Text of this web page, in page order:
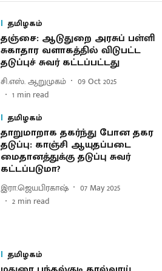
தமிழகம்
தஞ்சை: ஆடுதுறை அரசுப் பள்ளி
சுகாதார வளாகத்தில் விடுபட்ட
தடுப்புச் சுவர் கட்டப்பட்டது
சி.எஸ். ஆறுமுகம்
09 Oct 2025
1 min read
தமிழகம்
தாறுமாறாக தகர்ந்து போன தகர
தடுப்பு: காஞ்சி ஆயுதப்படை
மைதானத்துக்கு தடுப்பு சுவர்
கட்டப்படுமா?
இரா.ஜெயபிரகாஷ்
07 May 2025
2 min read
தமிழகம்